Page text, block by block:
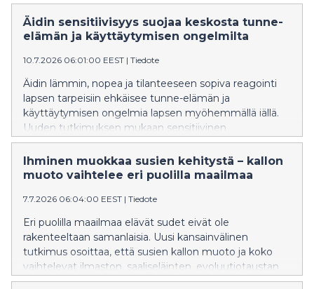
poikkeuksellinen, sillä laji kuuluu alaheimoon, jota ei ole
aiemmin havaittu Suomessa eikä muuallakaan
Pohjois-Euroopassa.
Äidin sensitiivisyys suojaa keskosta tunne-
elämän ja käyttäytymisen ongelmilta
10.7.2026 06:01:00 EEST | Tiedote
Äidin lämmin, nopea ja tilanteeseen sopiva reagointi
lapsen tarpeisiin ehkäisee tunne-elämän ja
käyttäytymisen ongelmia lapsen myöhemmällä iällä.
Uuden tutkimuksen mukaan sensitiivinen
vuorovaikutus suojaa etenkin ennenaikaisesti
syntyneitä.
Ihminen muokkaa susien kehitystä – kallon
muoto vaihtelee eri puolilla maailmaa
7.7.2026 06:04:00 EEST | Tiedote
Eri puolilla maailmaa elävät sudet eivät ole
rakenteeltaan samanlaisia. Uusi kansainvälinen
tutkimus osoittaa, että susien kallon muoto ja koko
vaihtelevat ilmaston, saaliseläinten, evoluutiotaustan
sekä yhä enemmän myös ihmisen vaikutuksen